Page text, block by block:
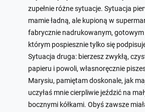
zupełnie różne sytuacje. Sytuacja
mamie ładną, ale kupioną w
fabrycznie nadrukowanym, gotowym
którym pospiesznie tylko się
Sytuacja druga: bierzesz zwykłą,
papieru i powoli, własnoręcznie
Marysiu, pamiętam doskonale, jak
uczyłaś mnie cierpliwie jeździć na
bocznymi kółkami. Obyś zawsze